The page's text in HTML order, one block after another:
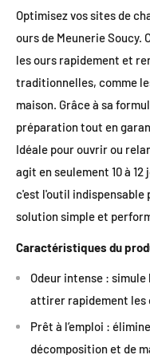
Optimisez vos sites de
ours de Meunerie
les ours rapidement et
traditionnelles, comme
maison. Grâce à sa
préparation tout en
Idéale pour ouvrir ou
agit en seulement 10 à
c'est l'outil indispensable
solution simple et
Caractéristiques du
Odeur intense :
attirer rapidement les
Prêt à l’emploi :
décomposition et de